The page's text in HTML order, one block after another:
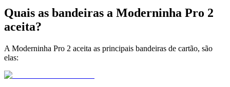
Quais as bandeiras a Moderninha Pro 2
aceita?
A Moderninha Pro 2 aceita as principais bandeiras de cartão, são
elas: